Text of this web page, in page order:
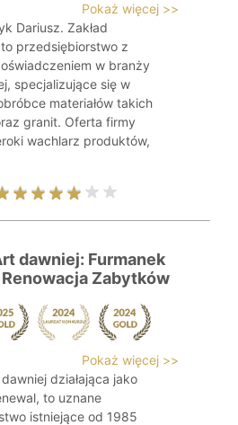
Pokaż więcej >>
Dariusz. Zakład
przedsiębiorstwo z
w branży
specjalizujące się w
materiałów takich
granit. Oferta firmy
wachlarz produktów,
dawniej: Furmanek
Zabytków
Pokaż więcej >>
działająca jako
to uznane
istniejące od 1985